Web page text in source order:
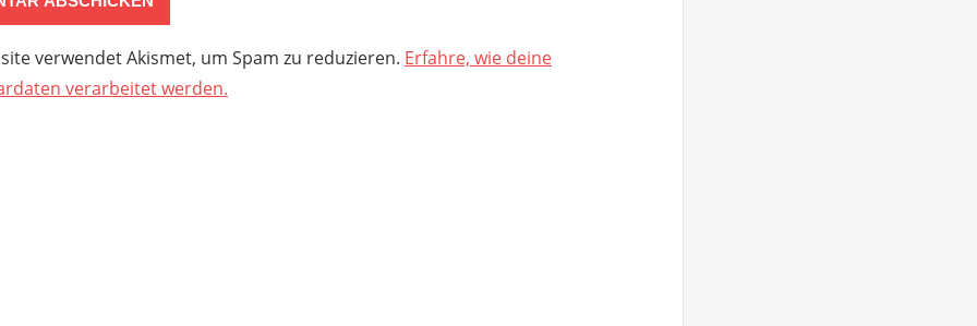
verwendet Akismet, um Spam zu reduzieren. Erfahre, wie deine
verarbeitet werden.